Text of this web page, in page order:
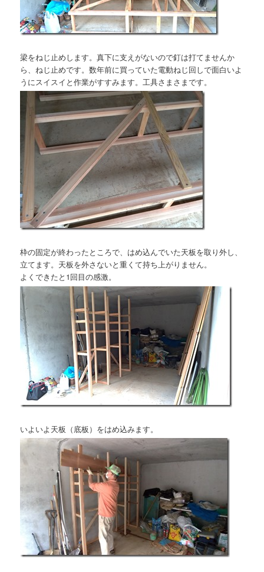
梁をねじ止めします。真下に支えがないので釘は打てませんか
ら、ねじ止めです。数年前に買っていた電動ねじ回しで面白いよ
うにスイスイと作業がすすみます。工具さまさまです。
枠の固定が終わったところで、はめ込んでいた天板を取り外し、
立てます。天板を外さないと重くて持ち上がりません。
よくできたと1回目の感激。
いよいよ天板（底板）をはめ込みます。